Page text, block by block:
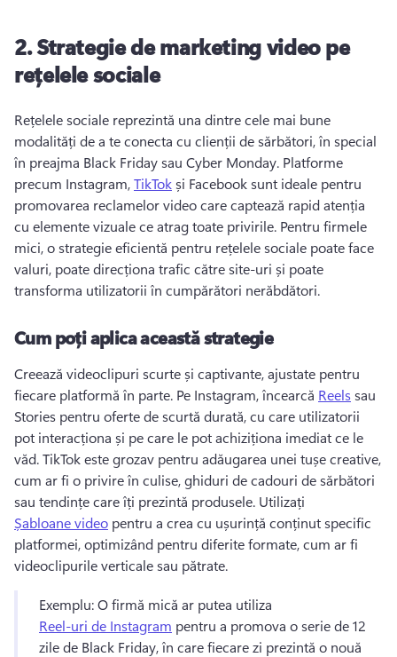
2.Strategie de marketing video pe
rețelele sociale
Rețelele sociale reprezintă una dintre cele mai bune
modalități de a te conecta cu clienții de sărbători, în special
în preajma Black Friday sau Cyber Monday. Platforme
precum Instagram, TikTok și Facebook sunt ideale pentru
promovarea reclamelor video care captează rapid atenția
cu elemente vizuale ce atrag toate privirile. Pentru firmele
mici, o strategie eficientă pentru rețelele sociale poate face
valuri, poate direcționa trafic către site-uri și poate
transforma utilizatorii în cumpărători nerăbdători.
Cum poți aplica această strategie
Creează videoclipuri scurte și captivante, ajustate pentru
fiecare platformă în parte. Pe Instagram, încearcă Reels sau
Stories pentru oferte de scurtă durată, cu care utilizatorii
pot interacționa și pe care le pot achiziționa imediat ce le
văd. TikTok este grozav pentru adăugarea unei tușe creative,
cum ar fi o privire în culise, ghiduri de cadouri de sărbători
sau tendințe care îți prezintă produsele. Utilizați
Șabloane video pentru a crea cu ușurință conținut specific
platformei, optimizând pentru diferite formate, cum ar fi
videoclipurile verticale sau pătrate.
Exemplu: O firmă mică ar putea utiliza
Reel-uri de Instagram pentru a promova o serie de 12
zile de Black Friday, în care fiecare zi prezintă o nouă